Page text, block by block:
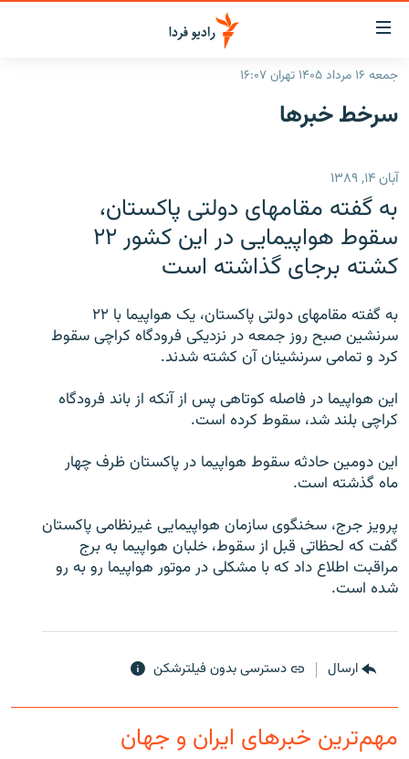
لینک‌های
قابلیت
دسترسی
بازگشت
اصلی
رفتن
صفحه
جستجو
ایران
رادیو
انتخاب کنید و بشنوید
برنامه‌های رادیویی
پادکست
چندرسانه‌ای
گزارش‌های ویدئویی
English
به ما بپیوندید
زبان‌های دیگر
جمعه ۱۶ مرداد ۱۴۰۵ تهران ۱۶:۰۷
سرخط‌ خبرها
آبان ۱۴, ۱۳۸۹
به گفته مقامهای دولتی پاکستان،
سقوط هواپيمايی در اين کشور ۲۲
کشته برجای گذاشته است
به گفته مقامهای دولتی پاکستان، يک هواپيما با ۲۲
سرنشين صبح روز جمعه در نزديکی فرودگاه کراچی سقوط
کرد و تمامی سرنشينان آن کشته شدند.
اين هواپيما در فاصله کوتاهی پس از آنکه از باند فرودگاه
کراچی بلند شد، سقوط کرده است.
اين دومين حادثه سقوط هواپيما در پاکستان ظرف چهار
ماه گذشته است.
پرويز جرج، سخنگوی سازمان هواپيمايی غيرنظامی پاکستان
گفت که لحظاتی قبل از سقوط، خلبان هواپيما به برج
مراقبت اطلاع داد که با مشکلی در موتور هواپيما رو به رو
شده است.
ارسال دسترسی بدون فیلترشکن
مهم‌ترین خبرهای ایران و جهان